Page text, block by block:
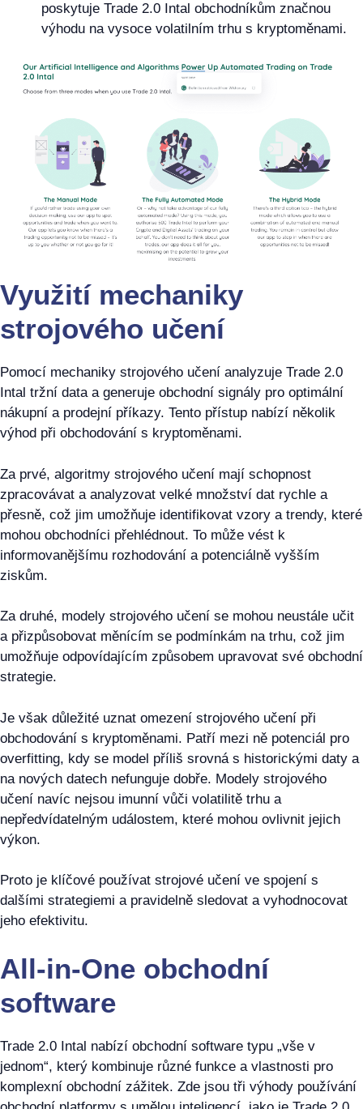
poskytuje Trade 2.0 Intal obchodníkům značnou
výhodu na vysoce volatilním trhu s kryptoměnami.
Využití mechaniky
strojového učení
Pomocí mechaniky strojového učení analyzuje Trade 2.0
Intal tržní data a generuje obchodní signály pro optimální
nákupní a prodejní příkazy. Tento přístup nabízí několik
výhod při obchodování s kryptoměnami.
Za prvé, algoritmy strojového učení mají schopnost
zpracovávat a analyzovat velké množství dat rychle a
přesně, což jim umožňuje identifikovat vzory a trendy, které
mohou obchodníci přehlédnout. To může vést k
informovanějšímu rozhodování a potenciálně vyšším
ziskům.
Za druhé, modely strojového učení se mohou neustále učit
a přizpůsobovat měnícím se podmínkám na trhu, což jim
umožňuje odpovídajícím způsobem upravovat své obchodní
strategie.
Je však důležité uznat omezení strojového učení při
obchodování s kryptoměnami. Patří mezi ně potenciál pro
overfitting, kdy se model příliš srovná s historickými daty a
na nových datech nefunguje dobře. Modely strojového
učení navíc nejsou imunní vůči volatilitě trhu a
nepředvídatelným událostem, které mohou ovlivnit jejich
výkon.
Proto je klíčové používat strojové učení ve spojení s
dalšími strategiemi a pravidelně sledovat a vyhodnocovat
jeho efektivitu.
All-in-One obchodní
software
Trade 2.0 Intal nabízí obchodní software typu „vše v
jednom“, který kombinuje různé funkce a vlastnosti pro
komplexní obchodní zážitek. Zde jsou tři výhody používání